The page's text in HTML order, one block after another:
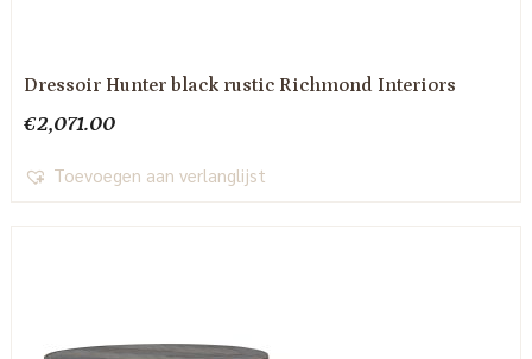
Dressoir Hunter black rustic Richmond Interiors
€2,071.00
Toevoegen aan verlanglijst